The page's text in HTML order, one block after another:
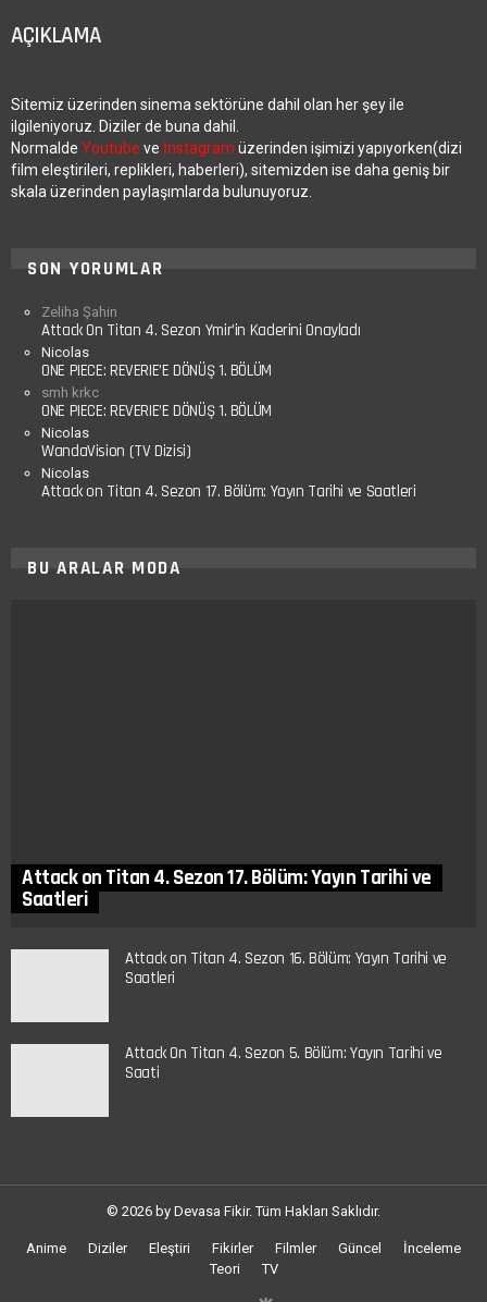
AÇIKLAMA
Sitemiz üzerinden sinema sektörüne dahil olan her şey ile
ilgileniyoruz. Diziler de buna dahil.
Normalde Youtube ve İnstagram üzerinden işimizi yapıyorken(dizi
film eleştirileri, replikleri, haberleri), sitemizden ise daha geniş bir
skala üzerinden paylaşımlarda bulunuyoruz.
SON YORUMLAR
Zeliha Şahin
Attack On Titan 4. Sezon Ymir’in Kaderini Onayladı
Nicolas
ONE PIECE: REVERIE’E DÖNÜŞ 1. BÖLÜM
smh krkc
ONE PIECE: REVERIE’E DÖNÜŞ 1. BÖLÜM
Nicolas
WandaVision (TV Dizisi)
Nicolas
Attack on Titan 4. Sezon 17. Bölüm: Yayın Tarihi ve Saatleri
BU ARALAR MODA
Attack on Titan 4. Sezon 17. Bölüm: Yayın Tarihi ve
Saatleri
Attack on Titan 4. Sezon 16. Bölüm: Yayın Tarihi ve
Saatleri
Attack On Titan 4. Sezon 5. Bölüm: Yayın Tarihi ve
Saati
© 2026 by Devasa Fikir. Tüm Hakları Saklıdır.
Anime Diziler Eleştiri Fikirler Filmler Güncel
İnceleme
Teori
TV